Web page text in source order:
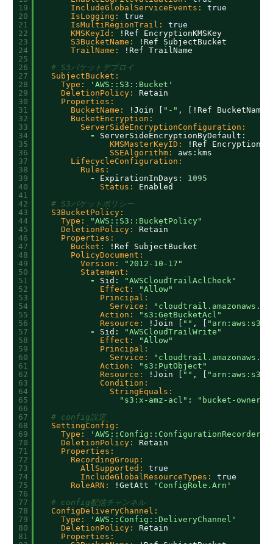
19
20
21
22
23
24
25
26
27
28
29
30
31
32
33
34
35
36
37
38
39
40
41
42
43
44
45
46
47
48
49
50
51
52
53
54
55
56
57
58
59
60
61
62
63
64
65
66
67
68
69
70
71
72
73
74
75
76
77
78
79
80
81
IncludeGlobalServiceEvents:
true
IsLogging:
true
IsMultiRegionTrail:
true
KMSKeyId:
!Ref EncryptionKMSKey
S3BucketName:
!Ref SubjectBucket
TrailName:
!Ref TrailName
# S3バケットデプロイ
SubjectBucket:
Type:
'AWS::S3::Bucket'
DeletionPolicy:
Retain
Properties:
BucketName:
!Join "-" , !Ref BucketName
BucketEncryption:
ServerSideEncryptionConfiguration:
-
ServerSideEncryptionByDefault :
KMSMasterKeyID:
!Ref
SSEAlgorithm:
aws : kms
LifecycleConfiguration:
Rules:
-
ExpirationInDays :
1095
Status:
Enabled
# S3バケットポリシー
S3BucketPolicy:
Type:
"AWS::S3::BucketPolicy"
DeletionPolicy:
Retain
Properties:
Bucket:
!Ref SubjectBucket
PolicyDocument:
Version:
"2012-10-17"
Statement:
-
Sid :
"AWSCloudTrailAclCheck"
Effect:
"Allow"
Principal:
Service:
Action:
"s3:GetBucketAcl"
Resource:
!Join "" ,
-
Sid :
"AWSCloudTrailWrite"
Effect:
"Allow"
Principal:
Service:
Action:
"s3:PutObject"
Resource:
!Join "" ,
Condition:
StringEquals:
"s3:x-amz-acl" :
"bucket-
# config設定
SettingConfig:
Type:
'AWS::Config::ConfigurationRecorder'
DeletionPolicy:
Retain
Properties:
RecordingGroup:
AllSupported:
true
IncludeGlobalResourceTypes:
true
RoleARN:
!GetAtt
'ConfigRole.Arn'
# config配信チャンネル
ConfigDeliveryChannel:
Type:
'AWS::Config::DeliveryChannel'
DeletionPolicy:
Retain
Properties: